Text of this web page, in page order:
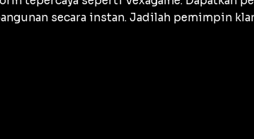
secara instan. Jadilah pemimpin